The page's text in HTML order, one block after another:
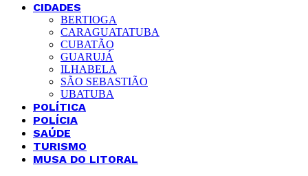
CIDADES
BERTIOGA
CARAGUATATUBA
CUBATÃO
GUARUJÁ
ILHABELA
SÃO SEBASTIÃO
UBATUBA
POLÍTICA
POLÍCIA
SAÚDE
TURISMO
MUSA DO LITORAL